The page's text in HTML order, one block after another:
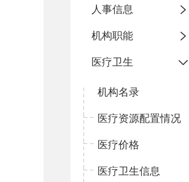
人事信息
机构职能
医疗卫生
机构名录
医疗资源配置情况
医疗价格
医疗卫生信息